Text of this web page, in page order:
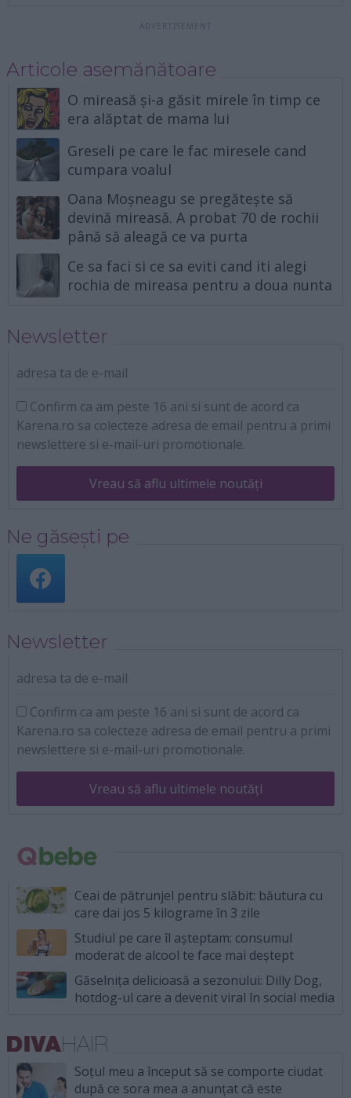
Articole asemănătoare
O mireasă și-a găsit mirele în timp ce
era alăptat de mama lui
Greseli pe care le fac miresele cand
cumpara voalul
Oana Moșneagu se pregătește să
devină mireasă. A probat 70 de rochii
până să aleagă ce va purta
Ce sa faci si ce sa eviti cand iti alegi
rochia de mireasa pentru a doua nunta
Newsletter
adresa ta de e-mail
Confirm ca am peste 16 ani si sunt de acord ca
Karena.ro sa colecteze adresa de email pentru a primi
newslettere si e-mail-uri promotionale.
Vreau să aflu ultimele noutăți
Ne găsești pe
Newsletter
adresa ta de e-mail
Confirm ca am peste 16 ani si sunt de acord ca
Karena.ro sa colecteze adresa de email pentru a primi
newslettere si e-mail-uri promotionale.
Vreau să aflu ultimele noutăți
Ceai de pătrunjel pentru slăbit: băutura cu
care dai jos 5 kilograme în 3 zile
Studiul pe care îl așteptam: consumul
moderat de alcool te face mai deștept
Găselnița delicioasă a sezonului: Dilly Dog,
hotdog-ul care a devenit viral în social media
Soțul meu a început să se comporte ciudat
după ce sora mea a anunțat că este